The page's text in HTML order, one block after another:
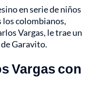
en serie de niños
los colombianos,
Vargas, le trae un
Garavito.
Vargas con